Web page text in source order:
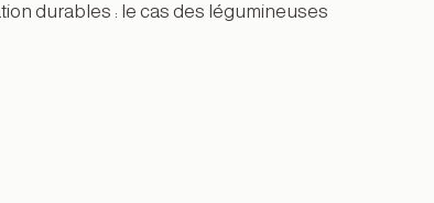
durables : le cas des légumineuses